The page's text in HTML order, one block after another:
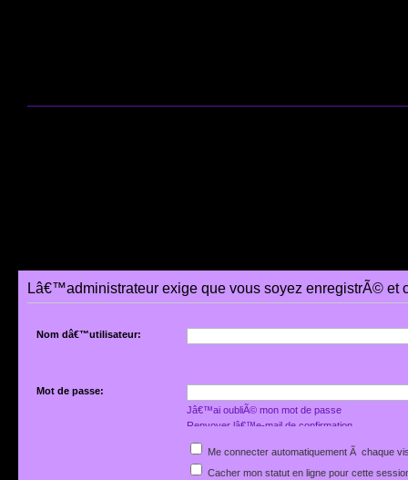
Lâ€™administrateur exige que vous soyez enregistrÃ©
Nom dâ€™utilisateur:
Mot de passe:
Jâ€™ai oubliÃ© mon mot de passe
Renvoyer lâ€™e-mail de confirmation
Me connecter automatiquement Ã chaque
Cacher mon statut en ligne pour cette